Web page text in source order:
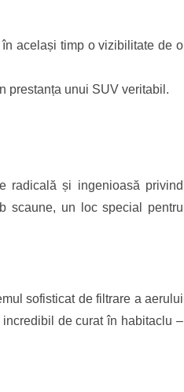
același timp o vizibilitate de o
prestanța unui SUV veritabil.
radicală și ingenioasă privind
scaune, un loc special pentru
sofisticat de filtrare a aerului
de curat în habitaclu –